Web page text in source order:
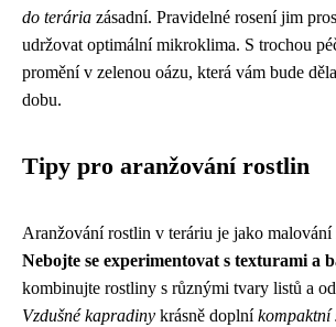
do terária zásadní. Pravidelné rosení jim
udržovat optimální mikroklima. S trochou
promění v zelenou oázu, která vám bude
dobu.
Tipy pro aranžování rostlin
Aranžování rostlin v teráriu je jako malování
Nebojte se experimentovat s texturami a
kombinujte rostliny s různými tvary listů a
Vzdušné kapradiny krásně doplníkompaktní